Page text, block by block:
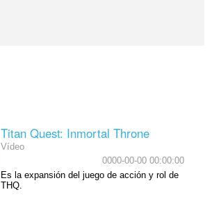
Titan Quest: Inmortal Throne
Vídeo
0000-00-00 00:00:00
Es la expansión del juego de acción y rol de
THQ.